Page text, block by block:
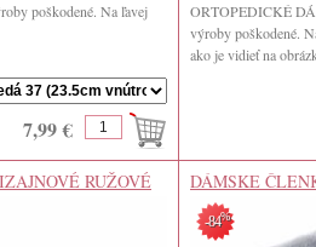
poškodené. Na ľavej
7,99 €
ORTOPEDICKÉ
výroby poškodené.
ako je vidieť na
RUŽOVÉ
DÁMSKE
SIVÉ
-84%